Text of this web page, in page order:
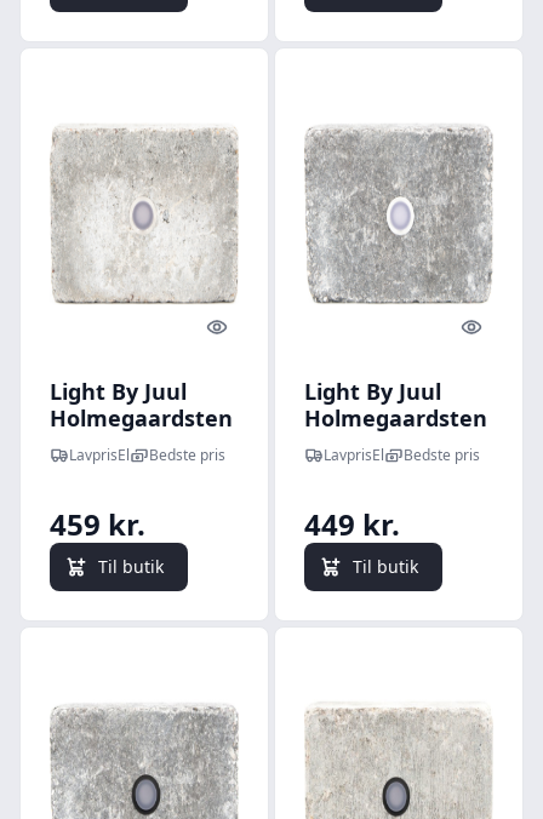
Quick look
Light By Juul
Holmegaardsten
med Cosmos
spot, grå
LavprisEl Bedste pris
459 kr.
Til butik
Quick
Light By Juul
Holmegaardsten
med Cosmos
spot, antracit
LavprisEl Bedste pris
449 kr.
Til butik